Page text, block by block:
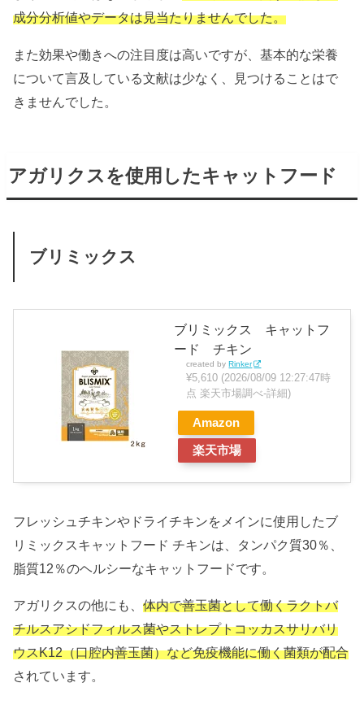
成分分析値やデータは見当たりませんでした。
また効果や働きへの注目度は高いですが、基本的な栄養
について言及している文献は少なく、見つけることはで
きませんでした。
アガリクスを使用したキャットフード
ブリミックス
ブリミックス キャットフ
ード チキン
created byRinker
¥5,610 (2026/08/09 12:27:47時
点 楽天市場調べ-詳細)
Amazon
楽天市場
フレッシュチキンやドライチキンをメインに使用したブ
リミックスキャットフード チキンは、タンパク質30％、
脂質12％のヘルシーなキャットフードです。
アガリクスの他にも、体内で善玉菌として働くラクトバ
チルスアシドフィルス菌やストレプトコッカスサリバリ
ウスK12（口腔内善玉菌）など免疫機能に働く菌類が配合
されています。